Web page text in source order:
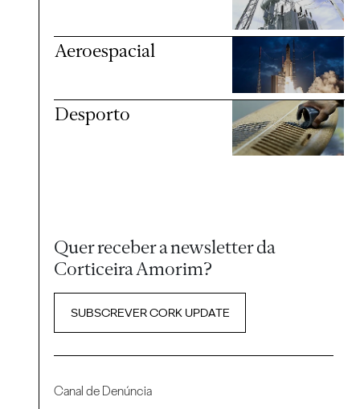
Aeroespacial
Desporto
Quer receber a newsletter da
Corticeira Amorim?
SUBSCREVER CORK UPDATE
Canal de Denúncia